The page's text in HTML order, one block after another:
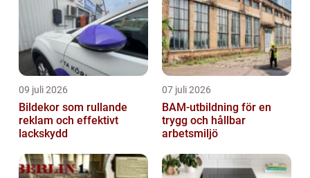
09 juli 2026
Bildekor som rullande
reklam och effektivt
lackskydd
07 juli 2026
BAM-utbildning för en
trygg och hållbar
arbetsmiljö